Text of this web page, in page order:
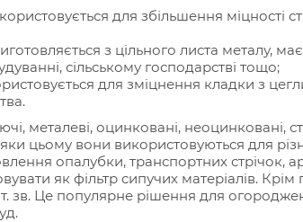
для збільшення міцності
з цільного листа металу,
сільському господарстві тощо;
для зміцнення кладки з
металеві, оцинковані,
цьому вони використовуються для
опалубки, транспортних
як фільтр сипучих матеріалів.
зв. Це популярне рішення для